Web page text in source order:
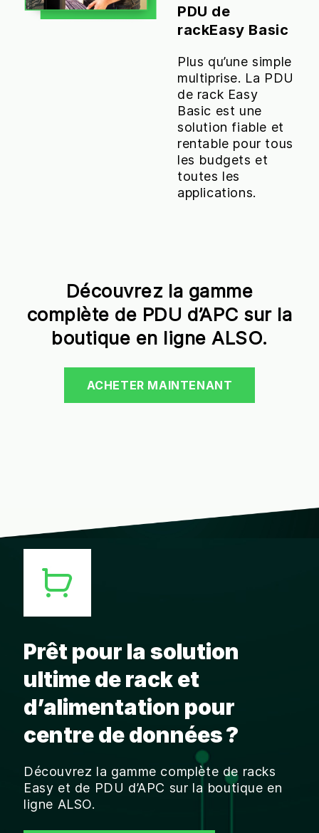
PDU de
rackEasy Basic
Plus qu’une simple
multiprise. La PDU
de rack Easy
Basic est une
solution fiable et
rentable pour tous
les budgets et
toutes les
applications.
Découvrez la gamme
complète de PDU d’APC sur la
boutique en ligne ALSO.
ACHETER MAINTENANT
Prêt pour la solution
ultime de rack et
d’alimentation pour
centre de données ?
Découvrez la gamme complète de racks
Easy et de PDU d’APC sur la boutique en
ligne ALSO.